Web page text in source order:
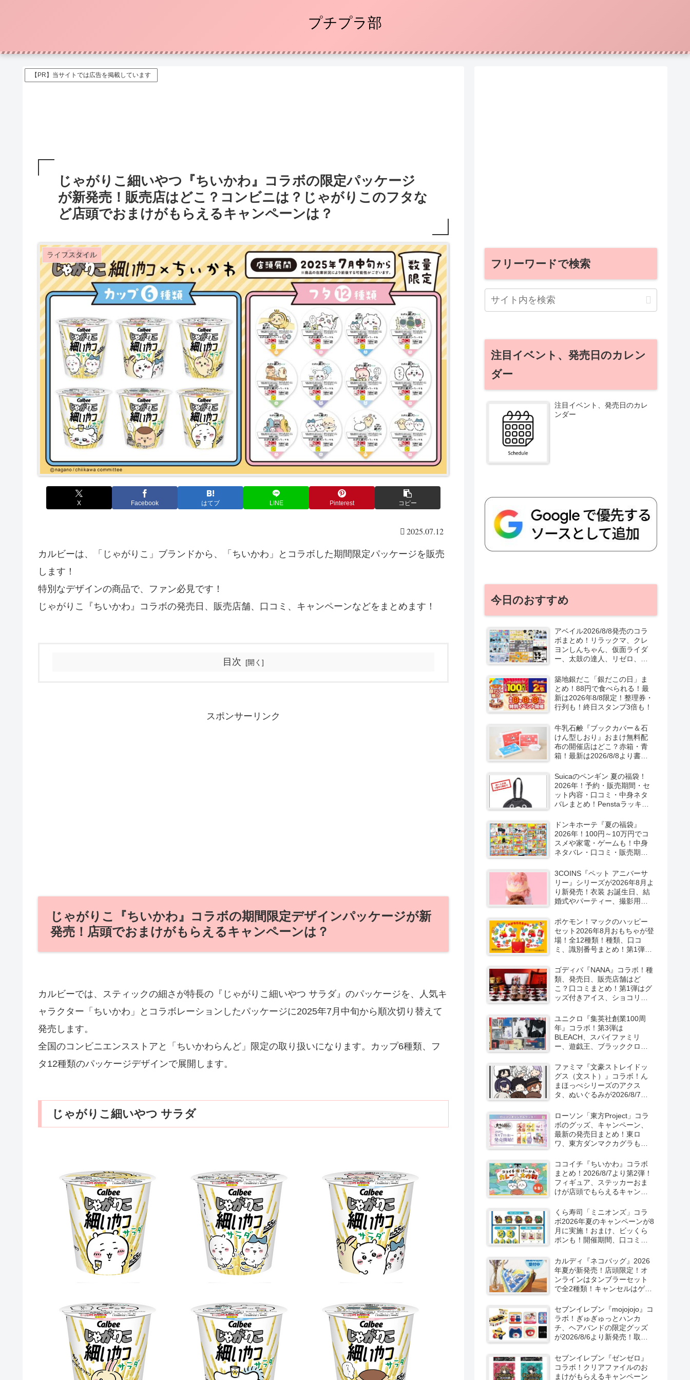
プチプラ部
【PR】当サイトでは広告を掲載しています
じゃがりこ細いやつ『ちいかわ』コラボの限定パッケージ
が新発売！販売店はどこ？コンビニは？じゃがりこのフタな
ど店頭でおまけがもらえるキャンペーンは？
ライフスタイル
X Facebook はてブ LINE Pinterest コピー
2025.07.12
カルビーは、「じゃがりこ」ブランドから、「ちいかわ」とコラボした期間限定パッケージを販売
します！
特別なデザインの商品で、ファン必見です！
じゃがりこ『ちいかわ』コラボの発売日、販売店舗、口コミ、キャンペーンなどをまとめます！
目次
スポンサーリンク
じゃがりこ『ちいかわ』コラボの期間限定デザインパッケージが新
発売！店頭でおまけがもらえるキャンペーンは？
カルビーでは、スティックの細さが特長の『じゃがりこ細いやつ サラダ』のパッケージを、人気キ
ャラクター「ちいかわ」とコラボレーションしたパッケージに2025年7月中旬から順次切り替えて
発売します。
全国のコンビニエンスストアと「ちいかわらんど」限定の取り扱いになります。カップ6種類、フ
タ12種類のパッケージデザインで展開します。
じゃがりこ細いやつ サラダ
フリーワードで検索
注目イベント、発売日のカレン
ダー
注目イベント、発売日のカレ
ンダー
今日のおすすめ
アベイル2026/8/8発売のコラ
ボまとめ！リラックマ、クレ
ヨンしんちゃん、仮面ライダ
ー、太鼓の達人、リゼロ、テ
口コミ、入荷数、行列、売り
切れ、整理券は？
築地銀だこ「銀だこの日」ま
とめ！88円で食べられる！最
新は2026年8/8限定！整理券・
行列も！終日スタンプ3倍も！
牛乳石鹸『ブックカバー＆石
けん型しおり』おまけ無料配
布の開催店はどこ？赤箱・青
箱！最新は2026/8/8より書店
Suicaのペンギン 夏の福袋！
2026年！予約・販売期間・セ
ット内容・口コミ・中身ネタ
バレまとめ！Penstaラッキー
2026/8/8より新発売！
ドンキホーテ『夏の福袋』
2026年！100円～10万円でコ
スメや家電・ゲームも！中身
ネタバレ・口コミ・販売期
3COINS『ペット アニバーサ
リー』シリーズが2026年8月よ
り新発売！衣装 お誕生日、結
婚式やパーティー、撮影用グ
ポケモン！マックのハッピー
セット2026年8月おもちゃが登
場！全12種類！種類、口コ
ミ、識別番号まとめ！第1弾は
ゴディバ『NANA』コラボ！種
類、発売日、販売店舗はど
こ？口コミまとめ！第1弾はグ
ッズ付きアイス、ショコリキ
より新発売！第2弾は限定チョ
コレートなどが2026年10月？
再販売は？
ユニクロ『集英社創業100周
年』コラボ！第3弾は
BLEACH、スパイファミリ
ー、遊戯王、ブラッククロー
の半袖Tシャツが2026/8/7より
新発売！
ファミマ『文豪ストレイドッ
グス（文スト）』コラボ！ん
まほっぺシリーズのアクス
タ、ぬいぐるみが2026/8/7～
ローソン「東方Project」コラ
ボのグッズ、キャンペーン、
最新の発売日まとめ！東ロ
ワ、東方ダンマクカグラも！
LostWordのプラモ風アクキ
ー、カラビナ、クリアファイ
ルが2026/8/7より新発売！
ココイチ『ちいかわ』コラボ
まとめ！2026/8/7より第2弾！
フィギュア、ステッカーおま
けが店頭でもらえるキャンペ
る！
くら寿司「ミニオンズ」コラ
ボ2026年夏のキャンペーンが8
月に実施！おまけ、ビッくら
ポンも！開催期間、口コミ、
カルディ『ネコバッグ』2026
年夏が新発売！店頭限定！オ
ンラインはタンブラーセット
で全2種類！キャンセルはゲリ
セブンイレブン『mojojojo』コ
ラボ！ぎゅぎゅっとハンカ
チ、ヘアバンドの限定グッズ
が2026/8/6より新発売！取扱
セブンイレブン『ゼンゼロ』
コラボ！クリアファイルのお
まけがもらえるキャンペーン